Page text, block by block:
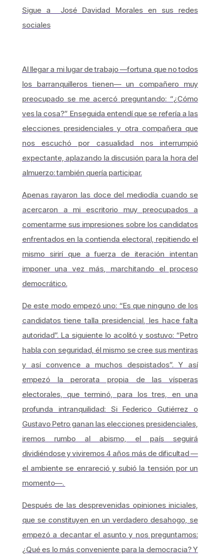
Sigue a José Davidad Morales en sus redes
sociales
Al llegar a mi lugar de trabajo —fortuna que no todos
los barranquilleros tienen— un compañero muy
preocupado se me acercó preguntando: “¿Cómo
ves la cosa?” Enseguida entendí que se refería a las
elecciones presidenciales y otra compañera que
nos escuchó por casualidad nos interrumpió
expectante, aplazando la discusión para la hora del
almuerzo: también quería participar.
Apenas rayaron las doce del mediodía cuando se
acercaron a mi escritorio muy preocupados a
comentarme sus impresiones sobre los candidatos
enfrentados en la contienda electoral, repitiendo el
mismo sirirí que a fuerza de iteración intentan
imponer una vez más, marchitando el proceso
democrático.
De este modo empezó uno: “Es que ninguno de los
candidatos tiene talla presidencial, les hace falta
autoridad”. La siguiente lo acolitó y sostuvo: “Petro
habla con seguridad, él mismo se cree sus mentiras
y así convence a muchos despistados”. Y así
empezó la perorata propia de las vísperas
electorales, que terminó, para los tres, en una
profunda intranquilidad: Si Federico Gutiérrez o
Gustavo Petro ganan las elecciones presidenciales,
iremos rumbo al abismo, el país seguirá
dividiéndose y viviremos 4 años más de dificultad —
el ambiente se enrareció y subió la tensión por un
momento—.
Después de las desprevenidas opiniones iniciales,
que se constituyen en un verdadero desahogo, se
empezó a decantar el asunto y nos preguntamos:
¿Qué es lo más conveniente para la democracia? Y